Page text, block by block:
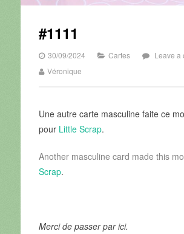
#1111
30/09/2024 Cartes
Leave a
Véronique
Une autre carte masculine faite ce
pour Little Scrap.
Another masculine card made this
Scrap.
Merci de passer par ici.